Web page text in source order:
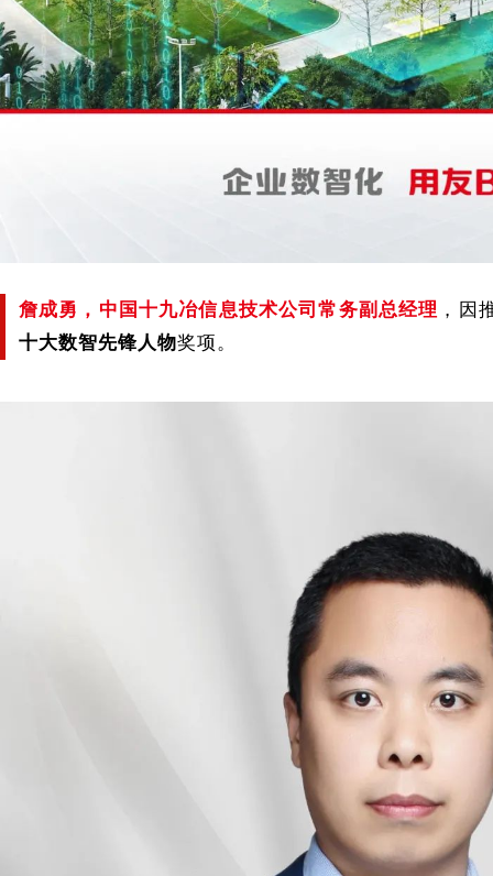
詹成勇，中国十九冶信息技术公司常务副总经理 ， 因
十大数智先锋人物奖项。